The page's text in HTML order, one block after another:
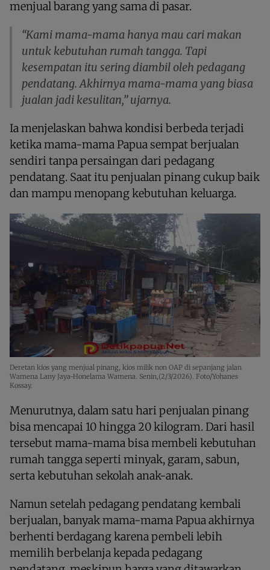
menjual barang yang sama di pasar.
“Kami mama-mama hanya mau cari makan
untuk kebutuhan rumah tangga. Tapi
kesempatan itu sering diambil oleh pedagang
pendatang. Akhirnya mama-mama yang biasa
jualan jadi kesulitan,” ujarnya.
Ia menjelaskan bahwa kondisi berbeda terjadi
ketika mama-mama Papua sempat berjualan
sendiri tanpa persaingan dari pedagang
pendatang. Saat itu penjualan pinang cukup baik
dan mampu menopang kebutuhan keluarga.
Deretan kios yang menjual pinang, kios milik non OAP di sepanjang jalan
Wamena Lany Jaya-Honelama Wamena. Senin,(2/3/2026). Foto/Yohanes
Kossay.
Menurutnya, dalam satu hari penjualan pinang
bisa mencapai 10 hingga 20 kilogram. Dari hasil
tersebut mama-mama bisa membeli kebutuhan
rumah tangga seperti minyak, garam, sabun,
serta kebutuhan sekolah anak-anak.
Namun setelah pedagang pendatang kembali
berjualan, banyak mama-mama Papua akhirnya
berhenti berdagang karena pembeli lebih
memilih berbelanja kepada pedagang